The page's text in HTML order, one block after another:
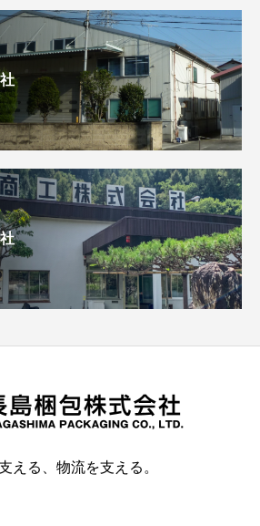
える、物流を支える。